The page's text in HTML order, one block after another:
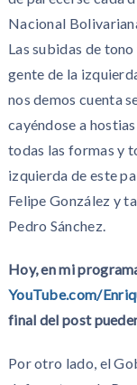
Nacional
Las subidas de
gente de la
nos demos cuenta
cayéndose a
todas las formas y
izquierda de este
Felipe González y
Pedro Sánchez.
Hoy, en mi
YouTube.com/
final del post
Por otro lado, el